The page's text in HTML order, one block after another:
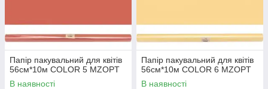
Папір пакувальний для квітів
56см*10м COLOR 5 MZOPT
В наявності
Папір пакувальний для квітів
56см*10м COLOR 6 MZOPT
В наявності